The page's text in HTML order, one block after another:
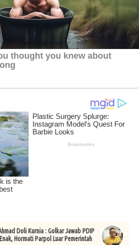
Doli Kurnia : Golkar Jawab PDIP
Hormati Parpol Luar Pemerintah